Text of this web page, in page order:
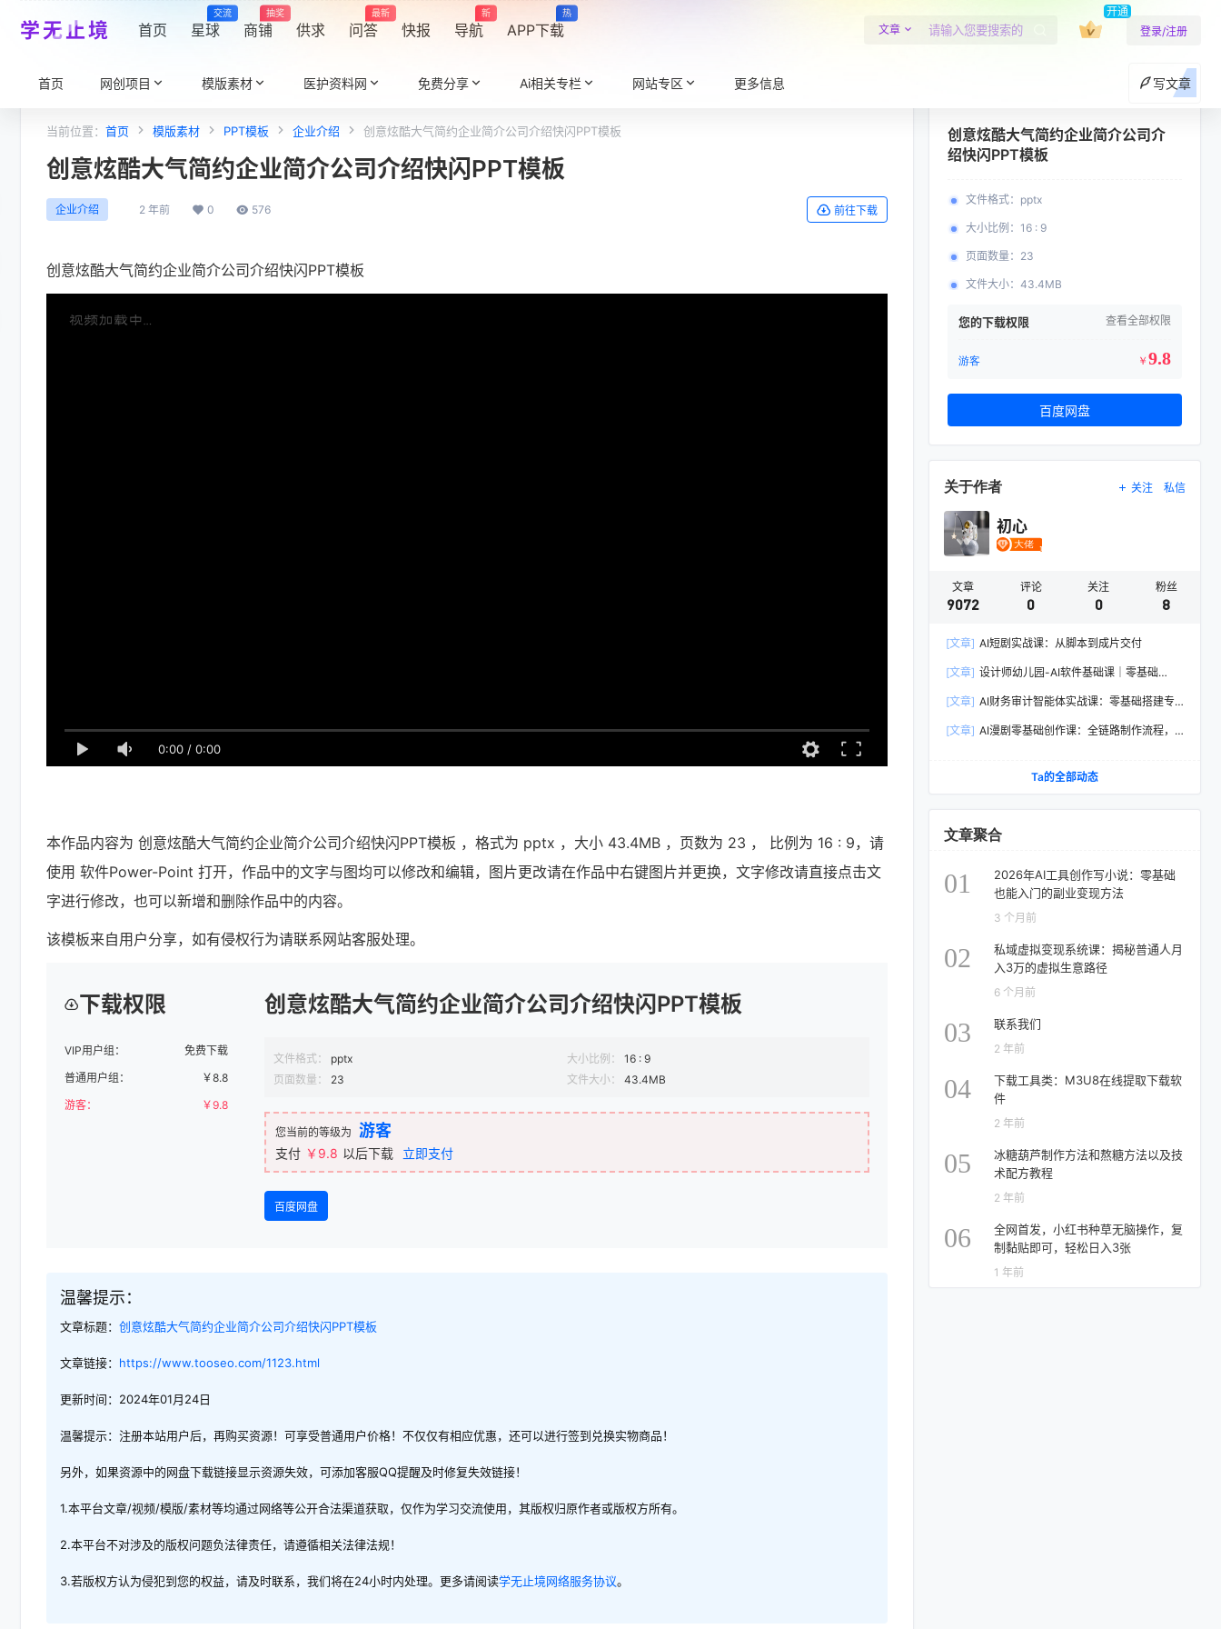
学无止境 首页 星球
交流
商铺
抽奖
供求 问答
最新
快报 导航
新
APP下载
热
文章
开通
登录/注册
首页 网创项目 模版素材 医护资料网 免费分享 Ai相关专栏 网站专区 更多信息 写文章
当前位置： 首页 模版素材 PPT模板 企业介绍 创意炫酷大气简约企业简介公司介绍快闪PPT模板
创意炫酷大气简约企业简介公司介绍快闪PPT模板
企业介绍 2 年前 0 576 前往下载
创意炫酷大气简约企业简介公司介绍快闪PPT模板
0:00 / 0:00
本作品内容为 创意炫酷大气简约企业简介公司介绍快闪PPT模板 ，格式为 pptx ，大小 43.4MB ，页数为 23 ， 比例为 16 : 9，请
使用 软件Power-Point 打开，作品中的文字与图均可以修改和编辑，图片更改请在作品中右键图片并更换，文字修改请直接点击文
字进行修改，也可以新增和删除作品中的内容。
该模板来自用户分享，如有侵权行为请联系网站客服处理。
下载权限
VIP用户组：
免费下载
普通用户组：
￥8.8
游客：
￥9.8
创意炫酷大气简约企业简介公司介绍快闪PPT模板
文件格式： pptx 大小比例：
16 : 9
页面数量：
23 文件大小： 43.4MB
您当前的等级为 游客
支付 ￥9.8 以后下载 立即支付
百度网盘
温馨提示：
文章标题： 创意炫酷大气简约企业简介公司介绍快闪PPT模板
文章链接： https://www.tooseo.com/1123.html
更新时间：2024年01月24日
温馨提示：注册本站用户后，再购买资源！可享受普通用户价格！不仅仅有相应优惠，还可以进行签到兑换实物商品！
另外，如果资源中的网盘下载链接显示资源失效，可添加客服QQ提醒及时修复失效链接！
1.本平台文章/视频/模版/素材等均通过网络等公开合法渠道获取，仅作为学习交流使用，其版权归原作者或版权方所有。
2.本平台不对涉及的版权问题负法律责任，请遵循相关法律法规！
3.若版权方认为侵犯到您的权益，请及时联系，我们将在24小时内处理。更多请阅读学无止境网络服务协议。
创意炫酷大气简约企业简介公司介
绍快闪PPT模板
文件格式： pptx
大小比例 ： 16 : 9
页面数量： 23
文件大小： 43.4MB
您的下载权限 查看全部权限
游客 ￥ 9.8
百度网盘
关于作者 关注 私信
初心
文章
9072
评论
0
关注
0
粉丝
8
[文章] AI短剧实战课：从脚本到成片交付
[文章] 设计师幼儿园-AI软件基础课｜零基础
素材包
[文章] AI财务审计智能体实战课：零基础搭建专
[文章] AI漫剧零基础创作课：全链路制作流程，
Ta的全部动态
文章聚合
01
2026年AI工具创作写小说：零基础
也能入门的副业变现方法
3 个月前
02
私域虚拟变现系统课：揭秘普通人月
入3万的虚拟生意路径
6 个月前
03 联系我们
2 年前
04
下载工具类：M3U8在线提取下载软
件
2 年前
05
冰糖葫芦制作方法和熬糖方法以及技
术配方教程
2 年前
06
全网首发，小红书种草无脑操作，复
制黏贴即可，轻松日入3张
1 年前